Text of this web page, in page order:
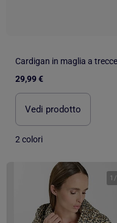
29,99 €
Vedi prodotto
2 colori
1 /